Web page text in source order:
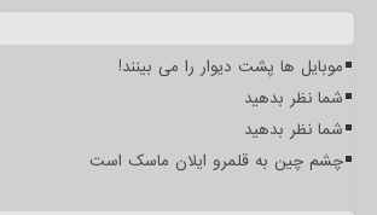
موبایل ها پشت دیوار را می بینند!
شما نظر بدهید
شما نظر بدهید
چشم چین به قلمرو ایلان ماسک است